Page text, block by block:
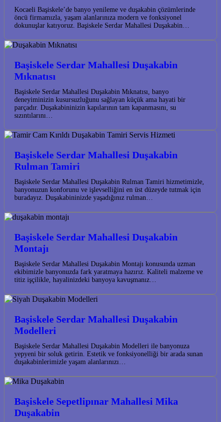
Kocaeli Başiskele’de banyo yenileme ve duşakabin çözümlerinde
öncü firmamızla, yaşam alanlarınıza modern ve fonksiyonel
dokunuşlar katıyoruz. Başiskele Serdar Mahallesi Duşakabin…
Başiskele Serdar Mahallesi Duşakabin
Mıknatısı
Başiskele Serdar Mahallesi Duşakabin Mıknatısı, banyo
deneyiminizin kusursuzluğunu sağlayan küçük ama hayati bir
parçadır. Duşakabininizin kapılarının tam kapanmasını, su
sızıntılarını…
Başiskele Serdar Mahallesi Duşakabin
Rulman Tamiri
Başiskele Serdar Mahallesi Duşakabin Rulman Tamiri hizmetimizle,
banyonuzun konforunu ve işlevselliğini en üst düzeyde tutmak için
buradayız. Duşakabininizde yaşadığınız rulman…
Başiskele Serdar Mahallesi Duşakabin
Montajı
Başiskele Serdar Mahallesi Duşakabin Montajı konusunda uzman
ekibimizle banyonuzda fark yaratmaya hazırız. Kaliteli malzeme ve
titiz işçilikle, hayalinizdeki banyoya kavuşmanız…
Başiskele Serdar Mahallesi Duşakabin
Modelleri
Başiskele Serdar Mahallesi Duşakabin Modelleri ile banyonuza
yepyeni bir soluk getirin. Estetik ve fonksiyonelliği bir arada sunan
duşakabinlerimizle yaşam alanlarınızı…
Başiskele Sepetlipınar Mahallesi Mika
Duşakabin